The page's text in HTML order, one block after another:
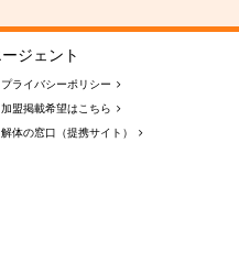
ジェント
プライバシーポリシー
加盟掲載希望はこちら
解体の窓口（提携サイト）